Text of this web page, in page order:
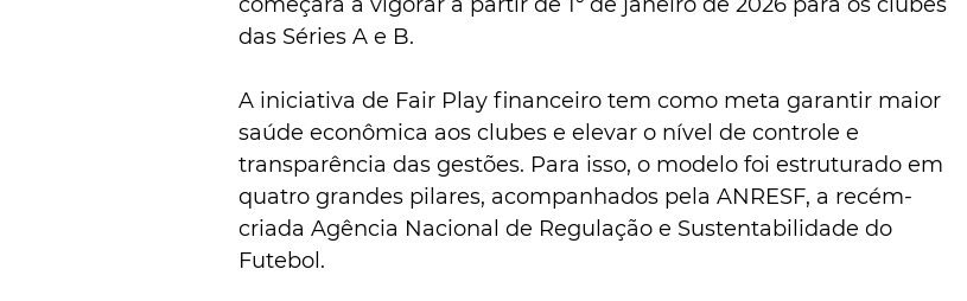
das Séries A e B.
A iniciativa de Fair Play financeiro tem como meta garantir maior
saúde econômica aos clubes e elevar o nível de controle e
transparência das gestões. Para isso, o modelo foi estruturado em
quatro grandes pilares, acompanhados pela ANRESF, a recém-
criada Agência Nacional de Regulação e Sustentabilidade do
Futebol.